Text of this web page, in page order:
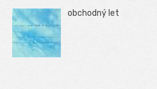
obchodný let